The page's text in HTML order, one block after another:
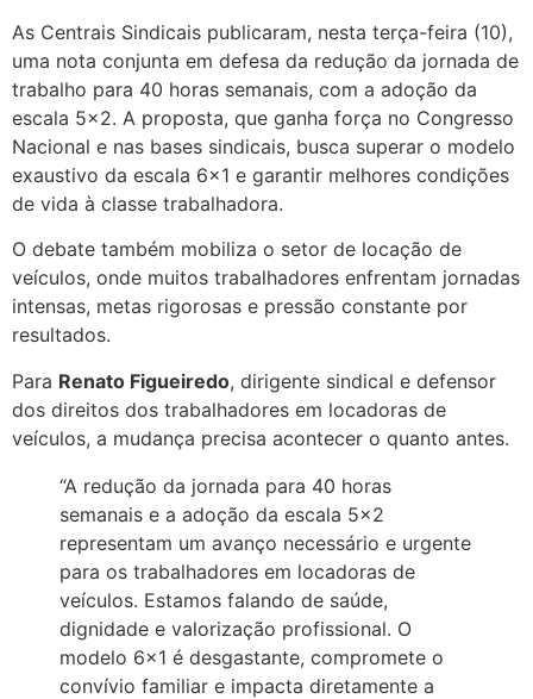
As Centrais Sindicais publicaram, nesta terça-feira (10),
uma nota conjunta em defesa da redução da jornada de
trabalho para 40 horas semanais, com a adoção da
escala 5×2. A proposta, que ganha força no Congresso
Nacional e nas bases sindicais, busca superar o modelo
exaustivo da escala 6×1 e garantir melhores condições
de vida à classe trabalhadora.
O debate também mobiliza o setor de locação de
veículos, onde muitos trabalhadores enfrentam jornadas
intensas, metas rigorosas e pressão constante por
resultados.
Para Renato Figueiredo, dirigente sindical e defensor
dos direitos dos trabalhadores em locadoras de
veículos, a mudança precisa acontecer o quanto antes.
“A redução da jornada para 40 horas
semanais e a adoção da escala 5×2
representam um avanço necessário e urgente
para os trabalhadores em locadoras de
veículos. Estamos falando de saúde,
dignidade e valorização profissional. O
modelo 6×1 é desgastante, compromete o
convívio familiar e impacta diretamente a